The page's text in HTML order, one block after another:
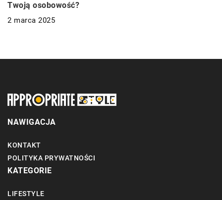
Twoją osobowość?
2 marca 2025
NAWIGACJA
KONTAKT
POLITYKA PRYWATNOŚCI
KATEGORIE
LIFESTYLE